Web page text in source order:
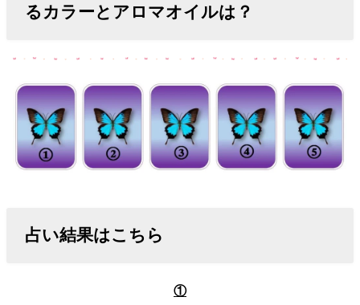
るカラーとアロマオイルは？
占い結果はこちら
①